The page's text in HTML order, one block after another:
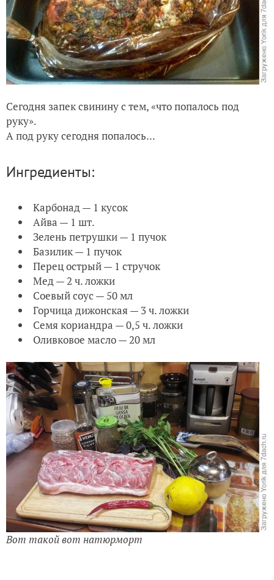
Сегодня запек свинину с тем, «что попалось под
руку».
А под руку сегодня попалось...
Ингредиенты:
Карбонад — 1 кусок
Айва — 1 шт.
Зелень петрушки — 1 пучок
Базилик — 1 пучок
Перец острый — 1 стручок
Мед — 2 ч. ложки
Соевый соус — 50 мл
Горчица дижонская — 3 ч. ложки
Семя кориандра — 0,5 ч. ложки
Оливковое масло — 20 мл
Вот такой вот натюрморт